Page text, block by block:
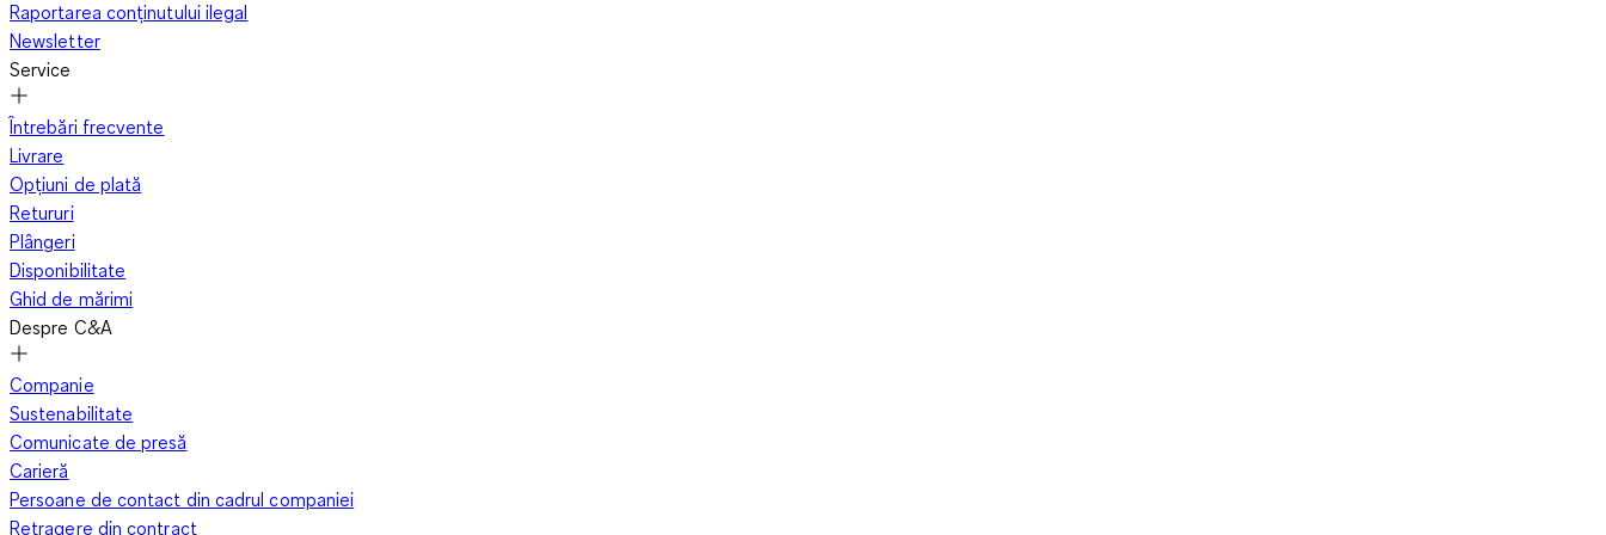
Raportarea conținutului ilegal
Newsletter
Service
Întrebări frecvente
Livrare
Opțiuni de plată
Retururi
Plângeri
Disponibilitate
Ghid de mărimi
Despre C&A
Companie
Sustenabilitate
Comunicate de presă
Carieră
Persoane de contact din cadrul companiei
Retragere din contract